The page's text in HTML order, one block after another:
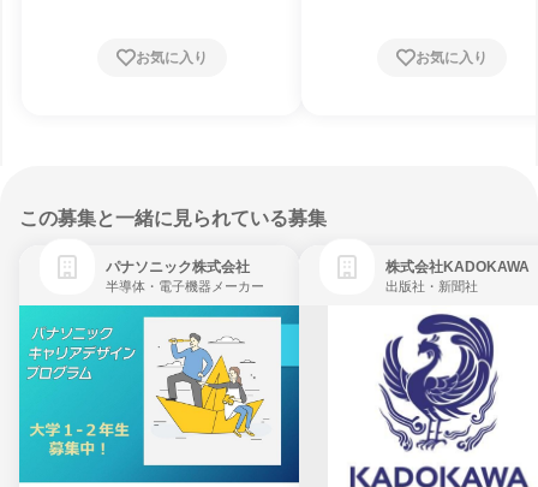
お気に入り お気に入り
この募集と一緒に見られている募集
パナソニック株式会社
半導体・電子機器メーカー
株式会社KADOKAWA
出版社・新聞社